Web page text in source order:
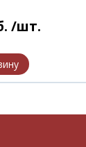
/шт.